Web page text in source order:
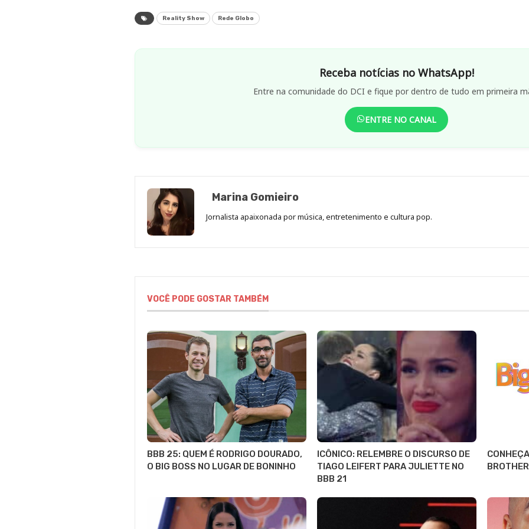
Reality Show Rede Globo
Receba notícias no WhatsApp!
Entre na comunidade do DCI e fique por dentro de tudo em primeira
ENTRE NO CANAL
Marina Gomieiro
Jornalista apaixonada por música, entretenimento e cultura pop.
VOCÊ PODE GOSTAR TAMBÉM
BBB 25: QUEM É RODRIGO DOURADO,
O BIG BOSS NO LUGAR DE BONINHO
ICÔNICO: RELEMBRE O DISCURSO DE
TIAGO LEIFERT PARA JULIETTE NO
BBB 21